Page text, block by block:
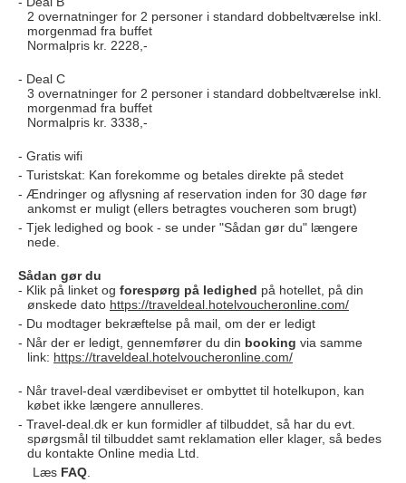
2 overnatninger for 2 personer i standard dobbeltværelse inkl.
morgenmad fra buffet
Normalpris kr. 2228,-
Deal C
3 overnatninger for 2 personer i standard dobbeltværelse inkl.
morgenmad fra buffet
Normalpris kr. 3338,-
Gratis wifi
Turistskat: Kan forekomme og betales direkte på stedet
Ændringer og aflysning af reservation inden for 30 dage før
ankomst er muligt (ellers betragtes voucheren som brugt)
Tjek ledighed og book - se under "Sådan gør du" længere
nede.
Sådan gør du
Klik på linket og forespørg på ledighed på hotellet, på din
ønskede dato https://traveldeal.hotelvoucheronline.com/
Du modtager bekræftelse på mail, om der er ledigt
Når der er ledigt, gennemfører du din booking via samme
link: https://traveldeal.hotelvoucheronline.com/
Når travel-deal værdibeviset er ombyttet til hotelkupon, kan
købet ikke længere annulleres.
Travel-deal.dk er kun formidler af tilbuddet, så har du evt.
spørgsmål til tilbuddet samt reklamation eller klager, så bedes
du kontakte Online media Ltd.
Læs FAQ.